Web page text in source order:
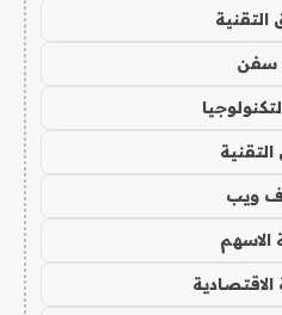
التقنية
سفن
ويب
الاسهم